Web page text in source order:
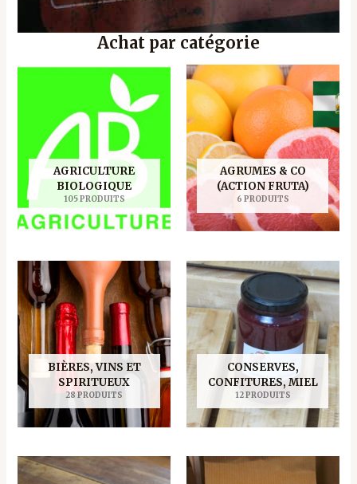
Achat par catégorie
AGRICULTURE
BIOLOGIQUE
105 PRODUITS
AGRUMES & CO
(ACTION FRUTA)
6 PRODUITS
BIÈRES, VINS ET
SPIRITUEUX
28 PRODUITS
CONSERVES,
CONFITURES, MIEL
12 PRODUITS